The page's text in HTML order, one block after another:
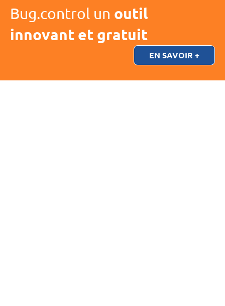
Bug.control un outil
innovant et gratuit
EN SAVOIR +